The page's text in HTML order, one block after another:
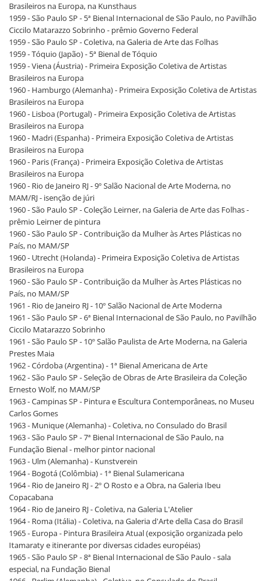
Brasileiros na Europa, na Kunsthaus
1959 - São Paulo SP - 5ª Bienal Internacional de São Paulo, no Pavilhão
Ciccilo Matarazzo Sobrinho - prêmio Governo Federal
1959 - São Paulo SP - Coletiva, na Galeria de Arte das Folhas
1959 - Tóquio (Japão) - 5ª Bienal de Tóquio
1959 - Viena (Áustria) - Primeira Exposição Coletiva de Artistas
Brasileiros na Europa
1960 - Hamburgo (Alemanha) - Primeira Exposição Coletiva de Artistas
Brasileiros na Europa
1960 - Lisboa (Portugal) - Primeira Exposição Coletiva de Artistas
Brasileiros na Europa
1960 - Madri (Espanha) - Primeira Exposição Coletiva de Artistas
Brasileiros na Europa
1960 - Paris (França) - Primeira Exposição Coletiva de Artistas
Brasileiros na Europa
1960 - Rio de Janeiro RJ - 9º Salão Nacional de Arte Moderna, no
MAM/RJ - isenção de júri
1960 - São Paulo SP - Coleção Leirner, na Galeria de Arte das Folhas -
prêmio Leirner de pintura
1960 - São Paulo SP - Contribuição da Mulher às Artes Plásticas no
País, no MAM/SP
1960 - Utrecht (Holanda) - Primeira Exposição Coletiva de Artistas
Brasileiros na Europa
1960 - São Paulo SP - Contribuição da Mulher às Artes Plásticas no
País, no MAM/SP
1961 - Rio de Janeiro RJ - 10º Salão Nacional de Arte Moderna
1961 - São Paulo SP - 6ª Bienal Internacional de São Paulo, no Pavilhão
Ciccilo Matarazzo Sobrinho
1961 - São Paulo SP - 10º Salão Paulista de Arte Moderna, na Galeria
Prestes Maia
1962 - Córdoba (Argentina) - 1ª Bienal Americana de Arte
1962 - São Paulo SP - Seleção de Obras de Arte Brasileira da Coleção
Ernesto Wolf, no MAM/SP
1963 - Campinas SP - Pintura e Escultura Contemporâneas, no Museu
Carlos Gomes
1963 - Munique (Alemanha) - Coletiva, no Consulado do Brasil
1963 - São Paulo SP - 7ª Bienal Internacional de São Paulo, na
Fundação Bienal - melhor pintor nacional
1963 - Ulm (Alemanha) - Kunstverein
1964 - Bogotá (Colômbia) - 1ª Bienal Sulamericana
1964 - Rio de Janeiro RJ - 2º O Rosto e a Obra, na Galeria Ibeu
Copacabana
1964 - Rio de Janeiro RJ - Coletiva, na Galeria L'Atelier
1964 - Roma (Itália) - Coletiva, na Galeria d'Arte della Casa do Brasil
1965 - Europa - Pintura Brasileira Atual (exposição organizada pelo
Itamaraty e itinerante por diversas cidades européias)
1965 - São Paulo SP - 8ª Bienal Internacional de São Paulo - sala
especial, na Fundação Bienal